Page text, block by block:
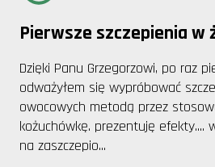
Pierwsze szczepienia w
Dzięki Panu Grzegorzowi, po raz
odważyłem się wypróbować
owocowych metodą przez
kożuchówkę. prezentuję efekty....
na zaszczepio...